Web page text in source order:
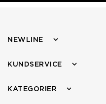
NEWLINE
KUNDSERVICE
KATEGORIER